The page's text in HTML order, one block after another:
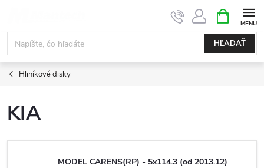
obsah
HĽADAŤ
KOŠÍK
Hliníkové disky
KIA
MODEL CARENS(RP) - 5x114.3 (od 2013.12)